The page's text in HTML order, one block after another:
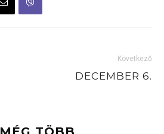
Következő
DECEMBER 6.